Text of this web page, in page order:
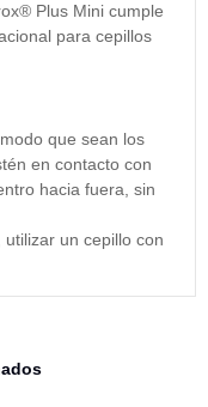
Plus Mini cumple
para cepillos
que sean los
en contacto con
hacia fuera, sin
un cepillo con